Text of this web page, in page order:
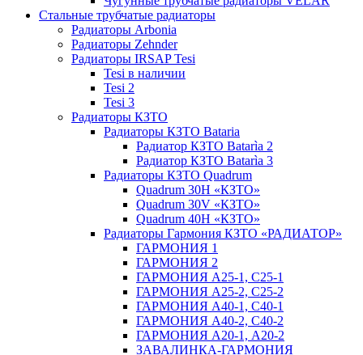
Стальные трубчатые радиаторы
Радиаторы Arbonia
Радиаторы Zehnder
Радиаторы IRSAP Tesi
Tesi в наличии
Tesi 2
Tesi 3
Радиаторы КЗТО
Радиаторы КЗТО Bataria
Радиатор КЗТО Batarìa 2
Радиатор КЗТО Batarìa 3
Радиаторы КЗТО Quadrum
Quadrum 30H «КЗТО»
Quadrum 30V «КЗТО»
Quadrum 40H «КЗТО»
Радиаторы Гармония КЗТО «РАДИАТОР»
ГАРМОНИЯ 1
ГАРМОНИЯ 2
ГАРМОНИЯ А25-1, С25-1
ГАРМОНИЯ А25-2, С25-2
ГАРМОНИЯ А40-1, С40-1
ГАРМОНИЯ А40-2, С40-2
ГАРМОНИЯ А20-1, А20-2
ЗАВАЛИНКА-ГАРМОНИЯ